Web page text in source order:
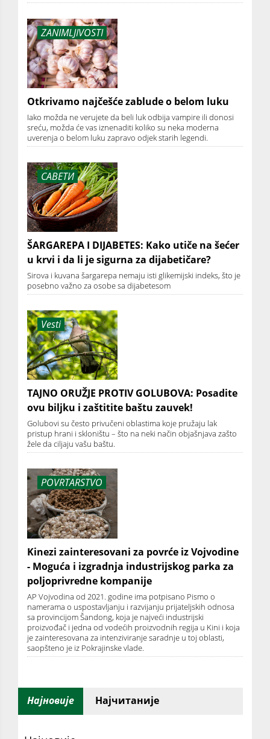
ZANIMLJIVOSTI
Otkrivamo najčešće zablude o belom luku
Iako možda ne verujete da beli luk odbija vampire ili donosi
sreću, možda će vas iznenaditi koliko su neka moderna
uverenja o belom luku zapravo odjek starih legendi.
САВЕТИ
ŠARGAREPA I DIJABETES: Kako utiče na šećer
u krvi i da li je sigurna za dijabetičare?
Sirova i kuvana šargarepa nemaju isti glikemijski indeks, što je
posebno važno za osobe sa dijabetesom
Vesti
TAJNO ORUŽJE PROTIV GOLUBOVA: Posadite
ovu biljku i zaštitite baštu zauvek!
Golubovi su često privučeni oblastima koje pružaju lak
pristup hrani i skloništu – što na neki način objašnjava zašto
žele da ciljaju vašu baštu.
POVRTARSTVO
Kinezi zainteresovani za povrće iz Vojvodine
- Moguća i izgradnja industrijskog parka za
poljoprivredne kompanije
AP Vojvodina od 2021. godine ima potpisano Pismo o
namerama o uspostavljanju i razvijanju prijateljskih odnosa
sa provincijom Šandong, koja je najveći industrijski
proizvođač i jedna od vodećih proizvodnih regija u Kini i koja
je zainteresovana za intenziviranje saradnje u toj oblasti,
saopštеno jе iz Pokrajinskе vladе.
Најновије Најчитаније